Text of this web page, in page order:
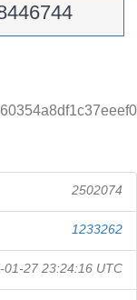
2502074
1233262
01-27 23:24:16 UTC